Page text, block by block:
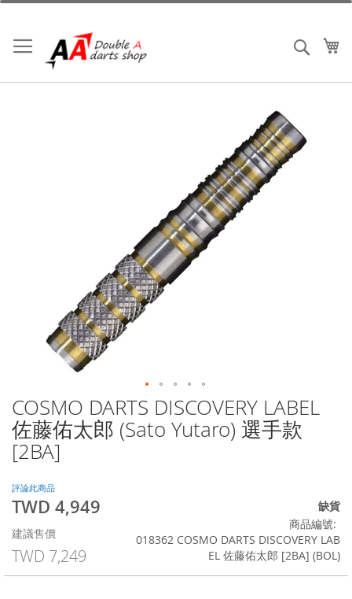
跳
內
容
搜索
COSMO DARTS DISCOVERY LABEL
佐藤佑太郎 (Sato Yutaro) 選手款
[2BA]
評論此商品
特
價
格
TWD 4,949
建議售價
TWD 7,249
缺貨
商品編號
018362 COSMO DARTS DISCOVERY LAB
EL 佐藤佑太郎 [2BA] (BOL)
Skip
to
the
beginning
of
the
images
gallery